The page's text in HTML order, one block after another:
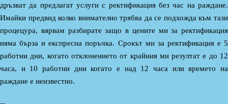
дръзват да предлагат услуги с ректификация без час на раждане.
Имайки предвид колко внимателно трябва да се подхожда към тази
процецура, вярвам разбирате защо в цените ми за ректификация
няма бърза и експресна поръчка. Срокът ми за ректификация е 5
работни дни, когато отклонението от крайния ми резултат е до 12
часа, и 10 работни дни когато е над 12 часа или времето на
раждане е неизвестно.